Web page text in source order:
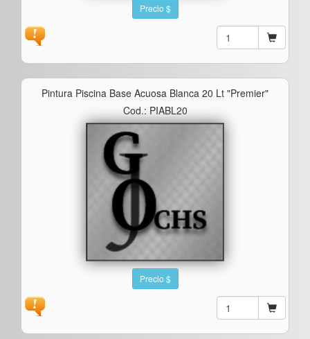
Precio $
Pintura Piscina Base Acuosa Blanca 20 Lt "premier"
Cod.: PIABL20
Precio $